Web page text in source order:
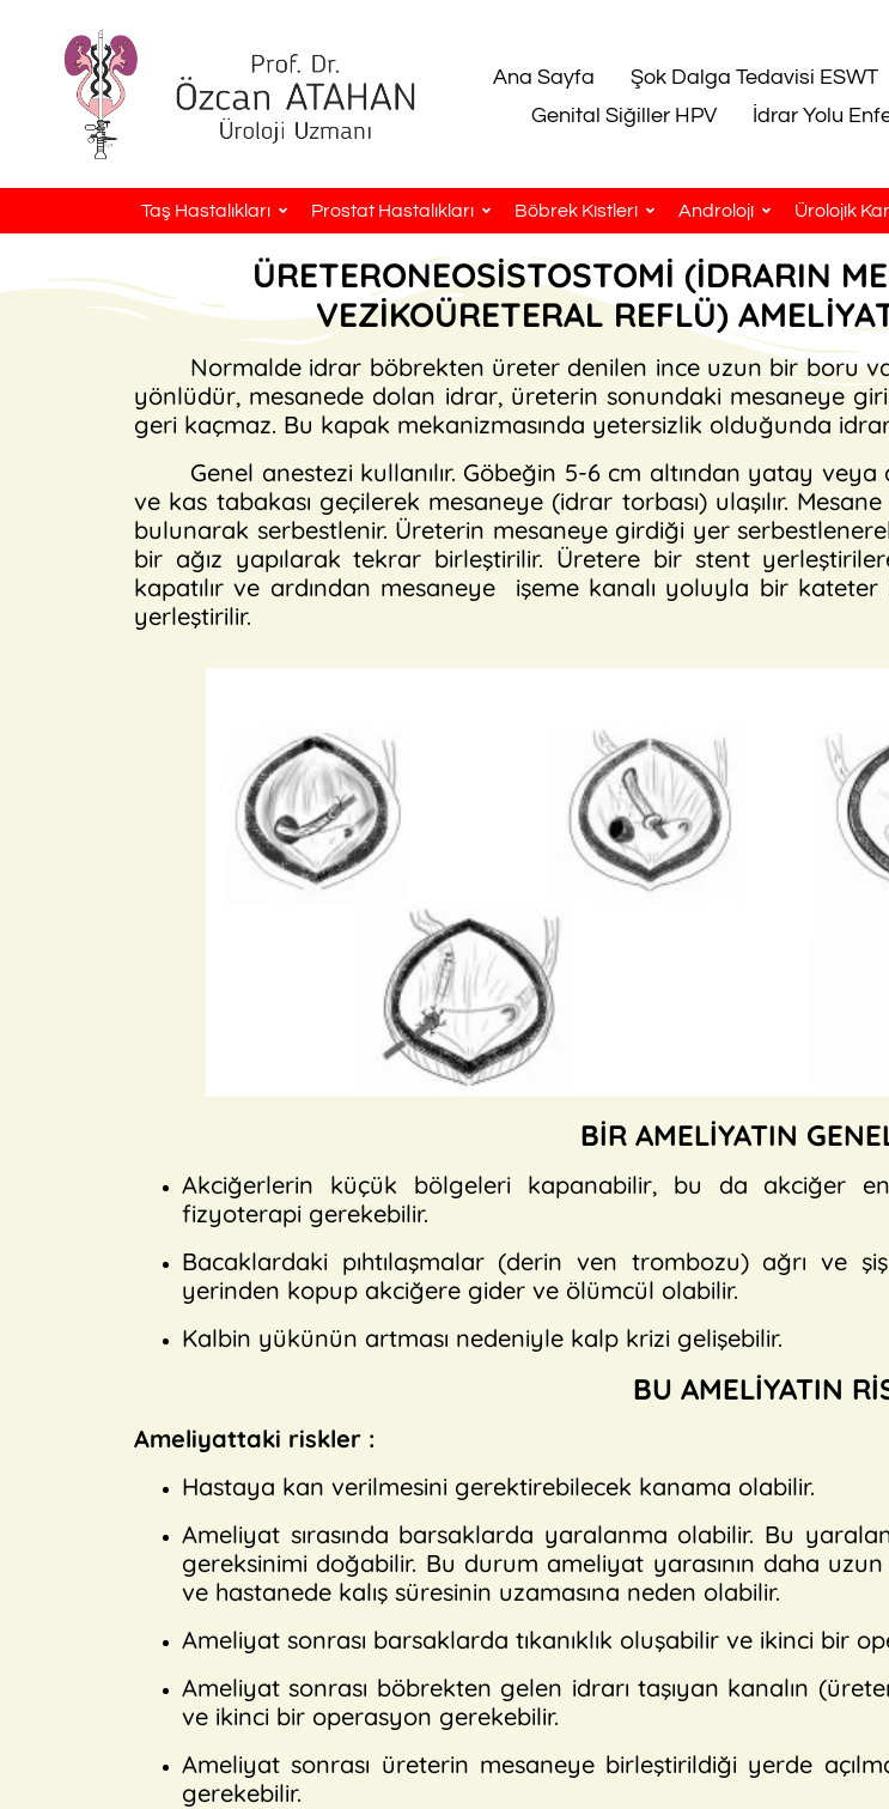
Ana Sayfa Şok Dalga Tedavisi ESWT
Genital Siğiller HPV
İdrar Yolu
Taş Hastalıkları Prostat Hastalıkları Böbrek Kistleri Androloji Ürolojik
ÜRETERONEOSİSTOSTOMİ (İDRARIN
VEZİKOÜRETERAL REFLÜ)
Normalde idrar böbrekten üreter denilen ince uzun bir boru
yönlüdür, mesanede dolan idrar, üreterin sonundaki mesaneye
geri kaçmaz. Bu kapak mekanizmasında yetersizlik olduğunda
Genel anestezi kullanılır. Göbeğin 5-6 cm altından yatay
ve kas tabakası geçilerek mesaneye (idrar torbası) ulaşılır.
bulunarak serbestlenir. Üreterin mesaneye girdiği yer
bir ağız yapılarak tekrar birleştirilir. Üretere bir stent
kapatılır ve ardından mesaneye işeme kanalı yoluyla bir
yerleştirilir.
BİR AMELİYATIN
Akciğerlerin küçük bölgeleri kapanabilir, bu da akciğer
fizyoterapi gerekebilir.
Bacaklardaki pıhtılaşmalar (derin ven trombozu) ağrı ve
yerinden kopup akciğere gider ve ölümcül olabilir.
Kalbin yükünün artması nedeniyle kalp krizi gelişebilir.
BU AMELİYATIN
Ameliyattaki riskler :
Hastaya kan verilmesini gerektirebilecek kanama olabilir.
Ameliyat sırasında barsaklarda yaralanma olabilir. Bu
gereksinimi doğabilir. Bu durum ameliyat yarasının daha
ve hastanede kalış süresinin uzamasına neden olabilir.
Ameliyat sonrası barsaklarda tıkanıklık oluşabilir ve ikinci bir
Ameliyat sonrası böbrekten gelen idrarı taşıyan kanalın
ve ikinci bir operasyon gerekebilir.
Ameliyat sonrası üreterin mesaneye birleştirildiği yerde
gerekebilir.